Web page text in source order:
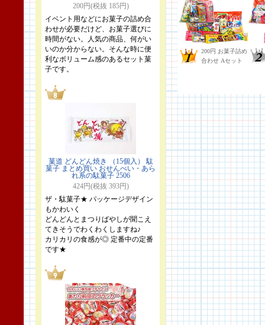
200円(税抜 185円)
イベント用などにお菓子の詰め合
わせが必要だけど、お菓子選びに
時間がない。人気の商品、何がい
いのか分からない。そんな時に便
利なボリューム感のあるセット菓
子です。
菓道 どんどん焼き （15個入） 駄
菓子 まとめ買い おせんべい・あら
れ系の駄菓子 2506
424円(税抜 393円)
ザ・駄菓子★ パッケージデザイン
もかわいく
どんどんとまつりばやしが聞こえ
てきそうでわくわくしますね♪
カリカリの食感が◎ 定番中の定番
です★